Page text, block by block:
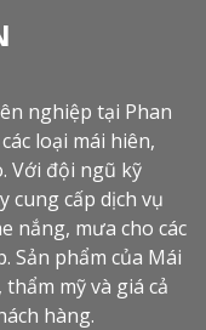
nghiệp tại Phan
loại mái hiên,
Với đội ngũ kỹ
cung cấp dịch vụ
nắng, mưa cho các
Sản phẩm của Mái
mỹ và giá cả
hàng.